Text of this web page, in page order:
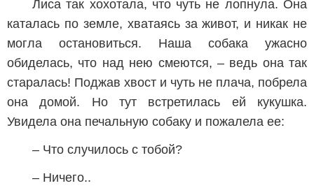
Лиса так хохотала, что чуть не лопнула. Она
каталась по земле, хватаясь за живот, и никак не
могла остановиться. Наша собака ужасно
обиделась, что над нею смеются, – ведь она так
старалась! Поджав хвост и чуть не плача, побрела
она домой. Но тут встретилась ей кукушка.
Увидела она печальную собаку и пожалела ее:
– Что случилось с тобой?
– Ничего..